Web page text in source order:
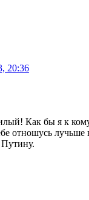
20:36
Как бы я к
отношусь